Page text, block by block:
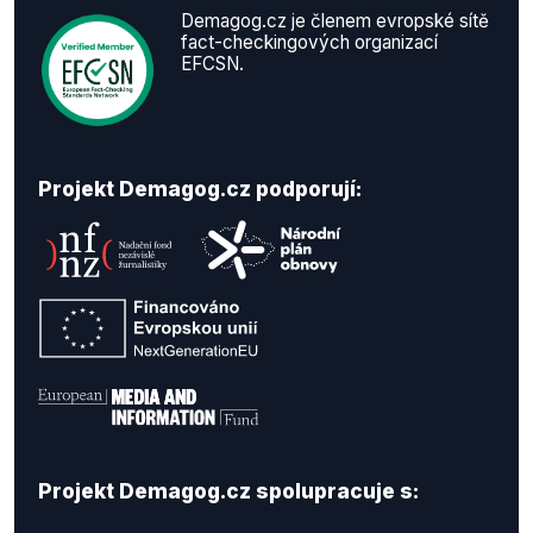
Demagog.cz je členem evropské sítě
fact-checkingových organizací
EFCSN.
Projekt Demagog.cz podporují:
Projekt Demagog.cz spolupracuje s: